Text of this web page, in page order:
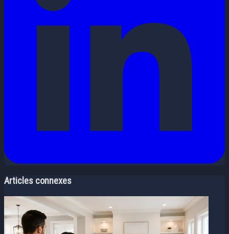
Articles connexes